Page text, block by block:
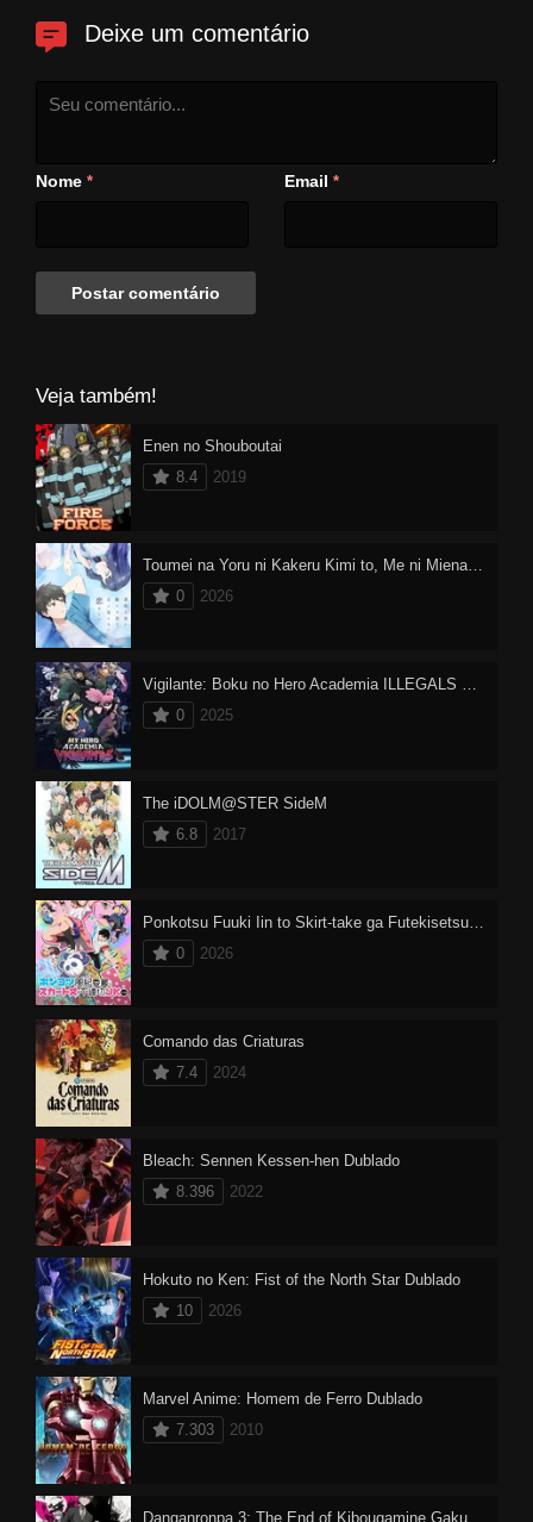
Deixe um comentário
Nome * Email *
Veja também!
Enen no Shouboutai
8.4
2019
0
2026
0
2025
The iDOLM@STER SideM
6.8
2017
0
2026
Comando das Criaturas
7.4
2024
Bleach: Sennen Kessen-hen Dublado
8.396
2022
Hokuto no Ken: Fist of the North Star Dublado
10
2026
Marvel Anime: Homem de Ferro Dublado
7.303
2010